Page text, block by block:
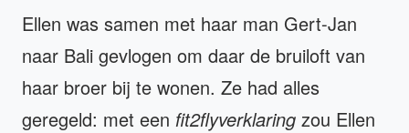
Ellen was samen met haar man Gert-Jan
naar Bali gevlogen om daar de bruiloft van
haar broer bij te wonen. Ze had alles
geregeld: met een fit2flyverklaring zou Ellen